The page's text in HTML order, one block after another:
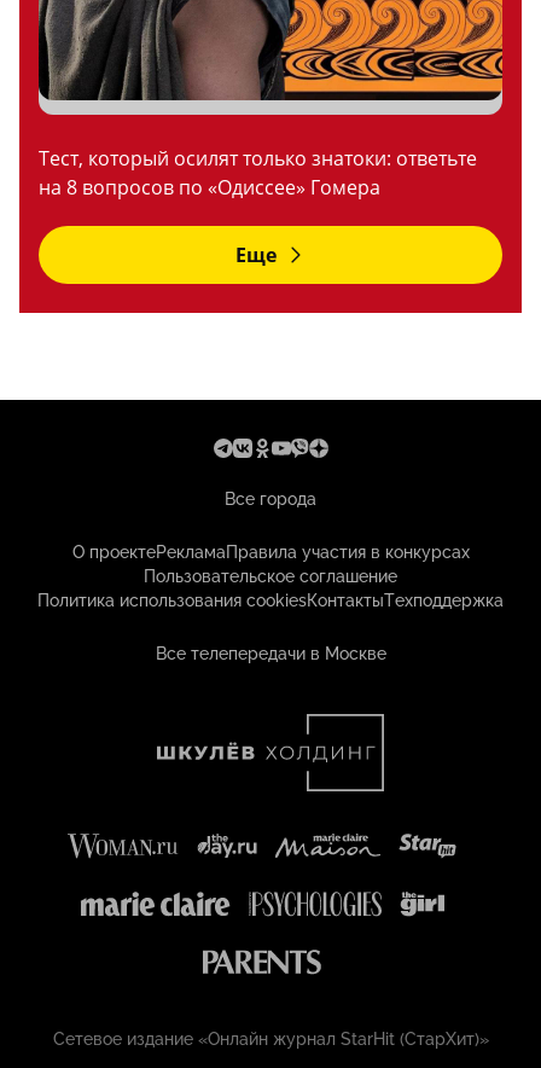
Тест, который осилят только знатоки: ответьте
на 8 вопросов по «Одиссее» Гомера
Еще
Все города
О проектеРекламаПравила участия в конкурсах
Пользовательское соглашение
Политика использования cookiesКонтактыТехподдержка
Все телепередачи в Москве
Сетевое издание «Онлайн журнал StarHit (СтарХит)»